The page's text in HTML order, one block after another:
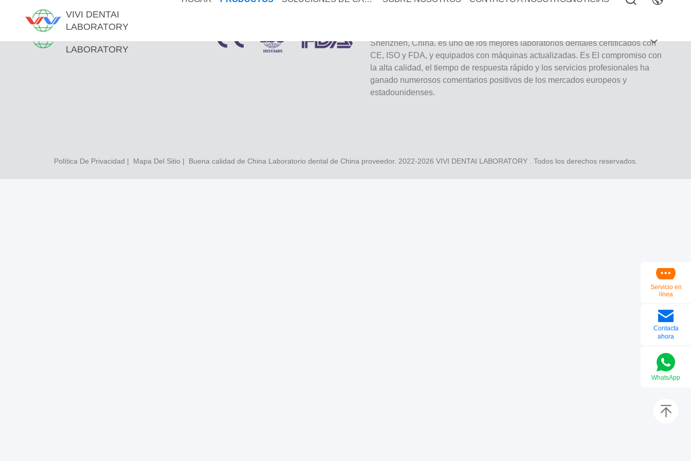
VIVI DENTAI
LABORATORY
LABORATORY
Shenzhen, China. es uno de los mejores laboratorios dentales certificados con
CE, ISO y FDA, y equipados con máquinas actualizadas. Es El compromiso con
la alta calidad, el tiempo de respuesta rápido y los servicios profesionales ha
ganado numerosos comentarios positivos de los mercados europeos y
estadounidenses.
Política De Privacidad | Mapa Del Sitio | Buena calidad de China Laboratorio dental de China proveedor. 2022-2026 VIVI DENTAI LABORATORY. Todos los derechos reservados.
Servicio en
línea
Contacta
ahora
WhatsApp